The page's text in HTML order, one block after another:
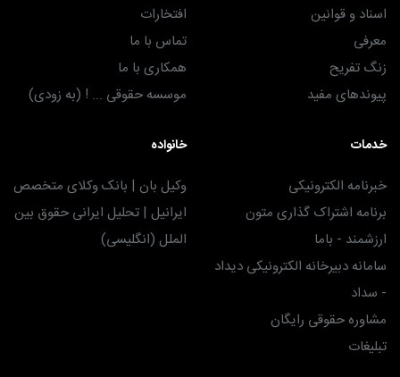
اسناد و قوانین
معرفی
زنگ تفریح
پیوندهای مفید
افتخارات
تماس با ما
همکاری با ما
موسسه حقوقی ... ! (به زودی)
خدمات
خبرنامه الکترونیکی
برنامه اشتراک گذاری متون
ارزشمند - باما
سامانه دبیرخانه الکترونیکی دیداد
- سداد
مشاوره حقوقی رایگان
تبلیغات
خانواده
وکیل بان | بانک وکلای متخصص
ایرانیل | تحلیل ایرانی حقوق بین
الملل (انگلیسی)